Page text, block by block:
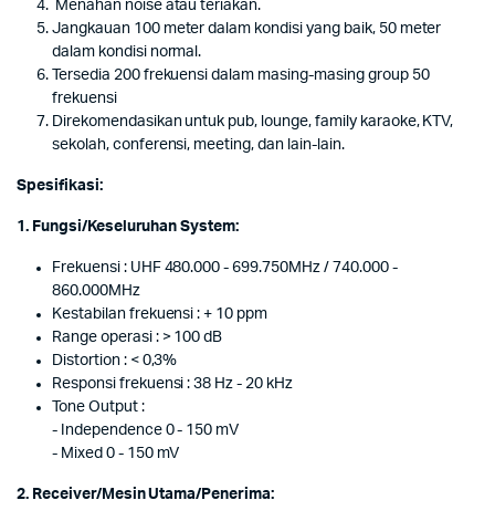
Menahan noise atau teriakan.
Jangkauan 100 meter dalam kondisi yang baik, 50 meter
dalam kondisi normal.
Tersedia 200 frekuensi dalam masing-masing group 50
frekuensi
Direkomendasikan untuk pub, lounge, family karaoke, KTV,
sekolah, conferensi, meeting, dan lain-lain.
Spesifikasi:
1. Fungsi/Keseluruhan System:
Frekuensi : UHF 480.000 - 699.750MHz / 740.000 -
860.000MHz
Kestabilan frekuensi : + 10 ppm
Range operasi : > 100 dB
Distortion : < 0,3%
Responsi frekuensi : 38 Hz - 20 kHz
Tone Output :
- Independence 0 - 150 mV
- Mixed 0 - 150 mV
2. Receiver/Mesin Utama/Penerima: